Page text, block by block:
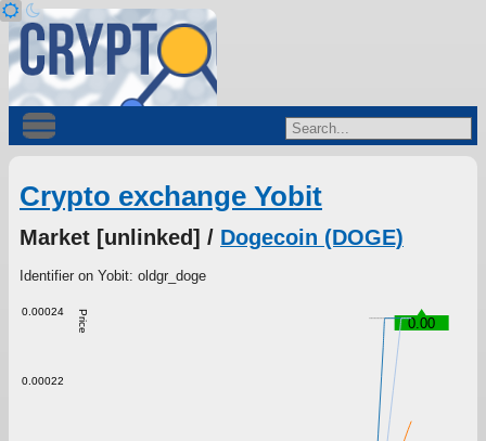
Crypto exchange Yobit
Market [unlinked] / Dogecoin (DOGE)
Identifier on Yobit: oldgr_doge
Price
0.00022
0.00024
0.00